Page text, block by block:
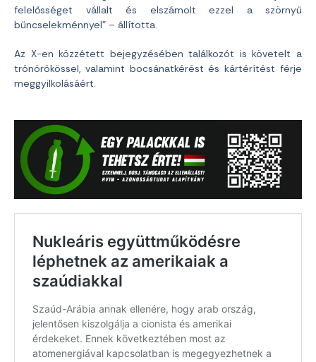
felelősséget vállalt és elszámolt ezzel a szörnyű
bűncselekménnyel” – állította.
Az X-en közzétett bejegyzésében találkozót is követelt a
trónörökössel, valamint bocsánatkérést és kártérítést férje
meggyilkolásáért.